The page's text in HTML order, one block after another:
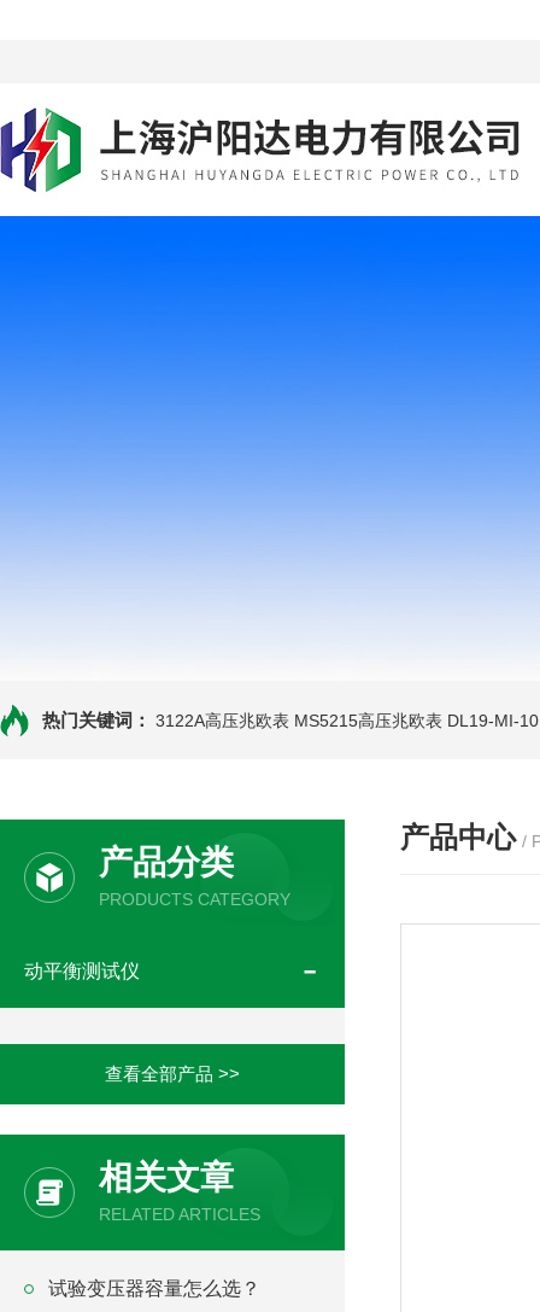
热门关键词： 3122A高压兆欧表 MS5215高压兆欧表 DL19-MI-
产品分类
PRODUCTS CATEGORY
动平衡测试仪
查看全部产品 >>
相关文章
RELATED ARTICLES
试验变压器容量怎么选？
产品中心 /